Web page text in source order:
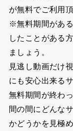
が無料でご利用頂
※無料期間があ
したことがある
ましょう。
見逃し動画だけ
にも安心出来る
無料期間が終わ
間の間にどんな
かどうかを見極